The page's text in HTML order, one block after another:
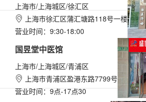
上海市/上海城区/徐汇区

上海市徐汇区蒲汇塘路118号一楼
营业时间：9:30-18:00
国昱堂中医馆
上海市/上海城区/青浦区

上海市青浦区盈港东路7799号
营业时间：9点-17点30